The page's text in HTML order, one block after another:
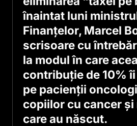
înaintat luni
Finanţelor, Marcel
scrisoare cu
la modul în care
contribuţie de 10%
pe pacienţii
copiilor cu cancer şi
care au născut.